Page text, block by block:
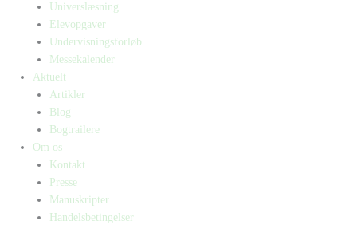
Universlæsning
Elevopgaver
Undervisningsforløb
Messekalender
Aktuelt
Artikler
Blog
Bogtrailere
Om os
Kontakt
Presse
Manuskripter
Handelsbetingelser